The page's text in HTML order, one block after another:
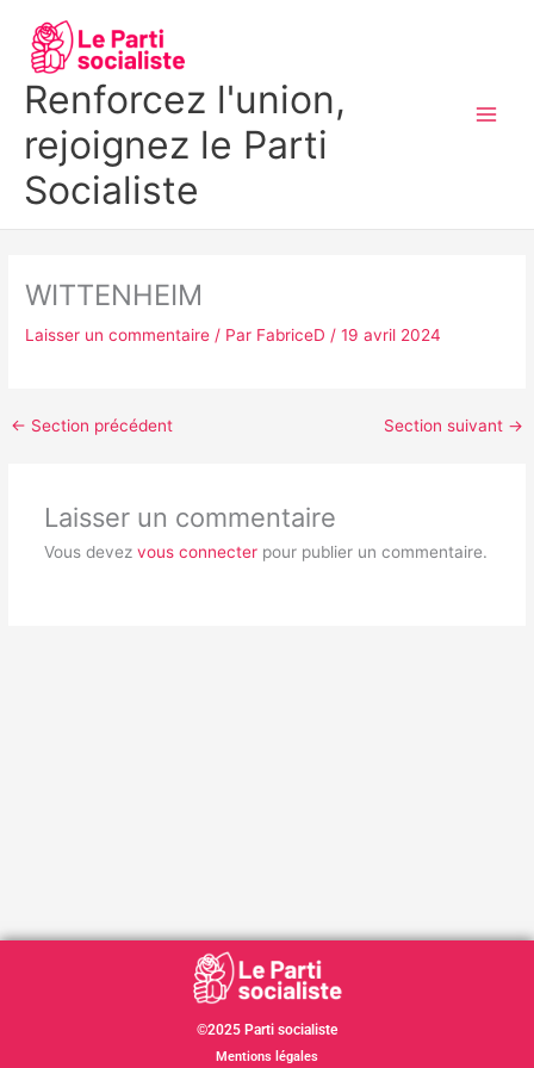
contenu
Renforcez l'union,
rejoignez le Parti
Socialiste
WITTENHEIM
Laisser un commentaire / Par FabriceD/19 avril 2024
← Section précédent Section suivant →
Laisser un commentaire
Vous devez vous connecterpour publier un commentaire.
©2025 Parti socialiste
Mentions légales